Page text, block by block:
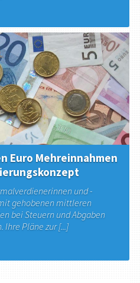
Euro Mehreinnahmen
und -
gehobenen mittleren
bei Steuern und Abgaben
Pläne zur [...]